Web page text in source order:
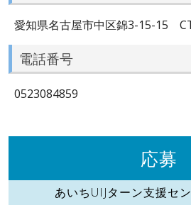
愛知県名古屋市中区錦3-15-15
電話番号
0523084859
応募
あいちUIJターン支援セ